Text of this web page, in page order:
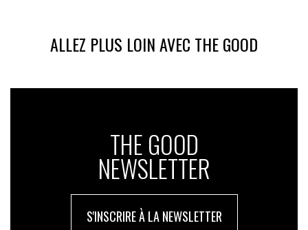
ALLEZ PLUS LOIN AVEC THE GOOD
THE GOOD
NEWSLETTER
S'INSCRIRE À LA NEWSLETTER